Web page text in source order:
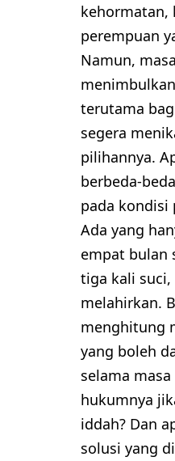
kehormatan,
perempuan
Namun,
terutama
segera
pilihannya.
berbeda-
pada kondisi
Ada yang
empat bulan
tiga kali suci,
melahirkan.
menghitung
yang boleh
selama
hukumnya
iddah? Dan
solusi yang